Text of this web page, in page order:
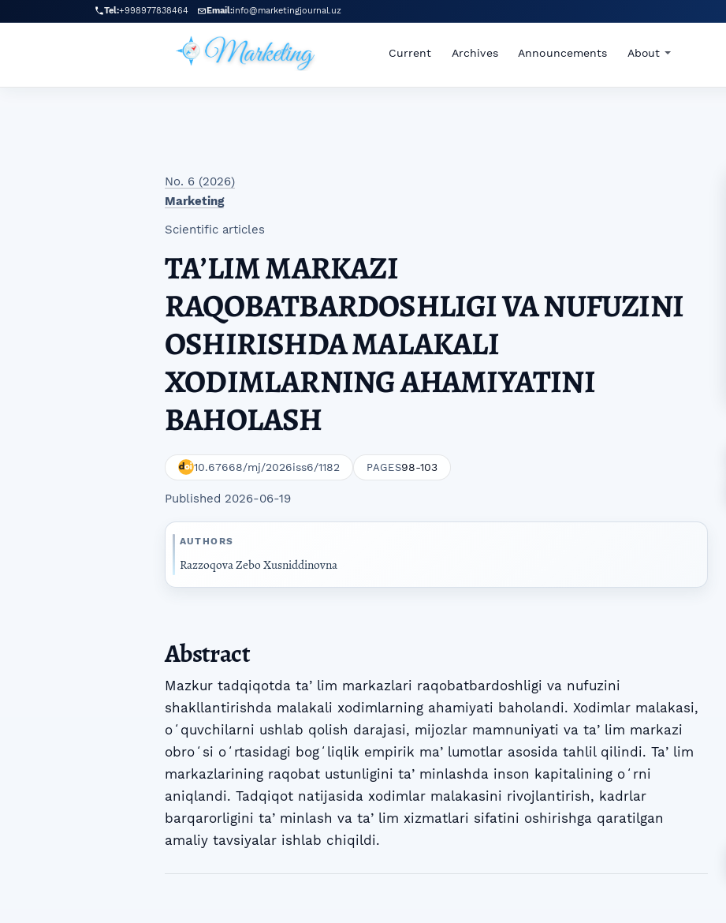
Skip to main navigation menu
Skip to main content
Skip to site footer
Tel:+998977838464 Email:info@marketingjournal.uz
Current Archives Announcements About
No. 6 (2026)
Marketing
Scientific articles
TAʼLIM MARKAZI
RAQOBATBARDOSHLIGI VA NUFUZINI
OSHIRISHDA MALAKALI
XODIMLARNING AHAMIYATINI
BAHOLASH
10.67668/mj/2026iss6/1182 PAGES98-103
Published 2026-06-19
AUTHORS
Razzoqova Zebo Xusniddinovna
Abstract
Mazkur tadqiqotda taʼlim markazlari raqobatbardoshligi va nufuzini
shakllantirishda malakali xodimlarning ahamiyati baholandi. Xodimlar malakasi,
oʻquvchilarni ushlab qolish darajasi, mijozlar mamnuniyati va taʼlim markazi
obroʻsi oʻrtasidagi bogʻliqlik empirik maʼlumotlar asosida tahlil qilindi. Taʼlim
markazlarining raqobat ustunligini taʼminlashda inson kapitalining oʻrni
aniqlandi. Tadqiqot natijasida xodimlar malakasini rivojlantirish, kadrlar
barqarorligini taʼminlash va taʼlim xizmatlari sifatini oshirishga qaratilgan
amaliy tavsiyalar ishlab chiqildi.